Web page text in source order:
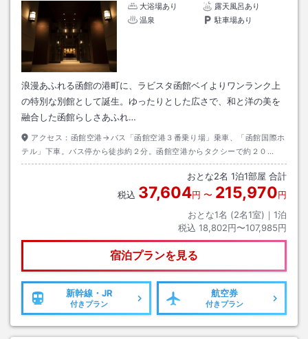
大浴場あり
露天風呂あり
温泉
駐車場あり
浪漫あふれる函館の港町に、ラビスタ函館ベイよりワンランク上
の特別な別館として誕生。ゆったりとした広さで、和と洋の美を
融合した函館らしさあふれ…
アクセス： 函館空港→バス「函館空港３番乗り場」乗車、「函館国際ホ
テル」下車。バス停から徒歩約２分。函館空港からタクシーで約２０
分・・・料金約３，０００円
おとな2名 1泊1部屋 合計
税込 37,604円 〜 215,970円
おとな1名 (2名1室)｜ 1泊
税込 18,802円〜107,985円
宿泊プランを見る
新幹線・JR
付きプラン
航空券
付きプラン